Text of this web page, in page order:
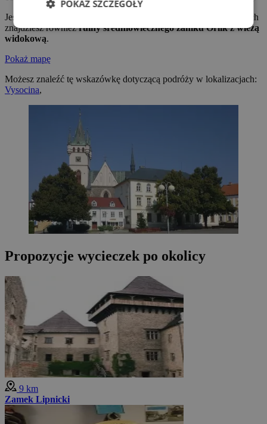
Jeśli będziesz podążać niebieskim szlakiem, po około 2 kilometrach
znajdziesz równieżruiny średniowiecznego zamku Orlík z wieżą
widokową.
Pokaż mapę
Możesz znaleźć tę wskazówkę dotyczącą podróży w lokalizacjach:
Vysocina,
Propozycje wycieczek po okolicy
9 km
Zamek Lipnicki
POKAŻ SZCZEGÓŁY